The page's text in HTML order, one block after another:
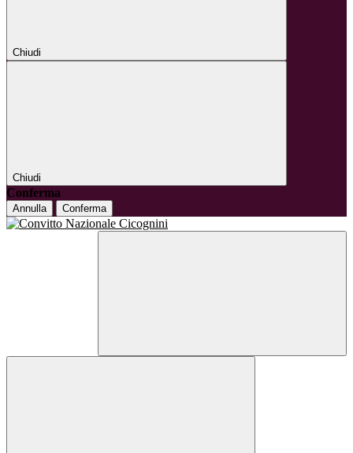
Chiudi
Chiudi
Conferma
Annulla Conferma